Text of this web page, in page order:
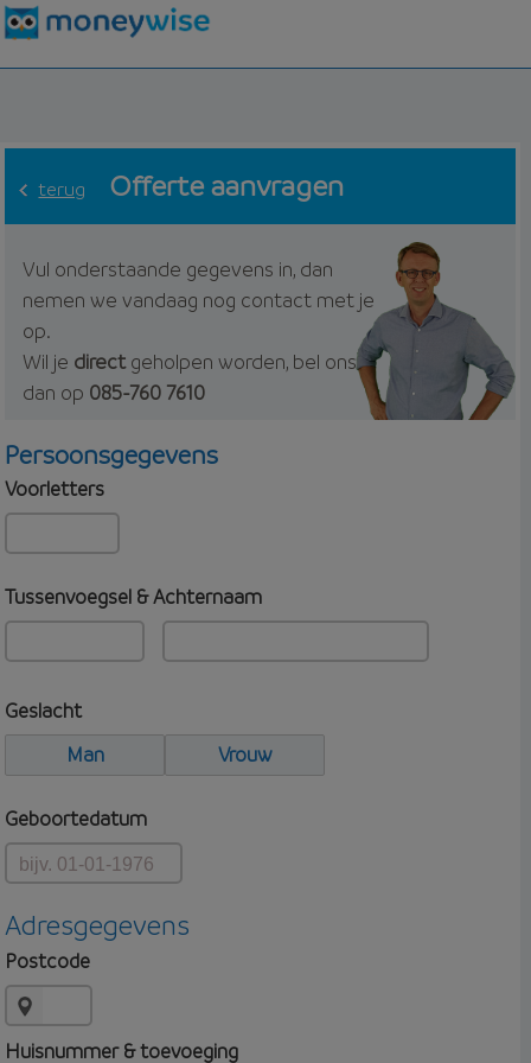
terug Offerte aanvragen
Vul onderstaande gegevens in, dan
nemen we vandaag nog contact met je
op.
Wil je directgeholpen worden, bel ons
dan op 085-760 7610
Persoonsgegevens
Voorletters
Tussenvoegsel & Achternaam
Geslacht
Man
Vrouw
Geboortedatum
Adresgegevens
Postcode
Huisnummer & toevoeging